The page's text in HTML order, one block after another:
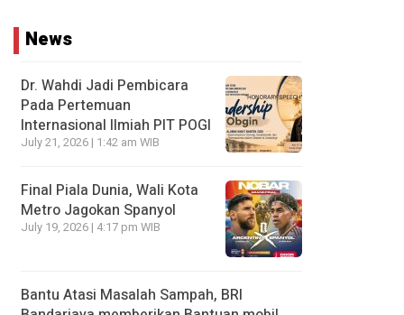
News
Dr. Wahdi Jadi Pembicara
Pada Pertemuan
Internasional Ilmiah PIT POGI
July 21, 2026 | 1:42 am WIB
Final Piala Dunia, Wali Kota
Metro Jagokan Spanyol
July 19, 2026 | 4:17 pm WIB
Bantu Atasi Masalah Sampah, BRI